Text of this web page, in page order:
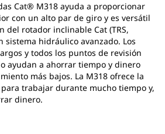
Cat® M318 ayuda a proporcionar
con un alto par de giro y es versátil
del rotador inclinable Cat (TRS,
sistema hidráulico avanzado. Los
y todos los puntos de revisión
ayudan a ahorrar tiempo y dinero
más bajos. La M318 ofrece la
trabajar durante mucho tiempo y,
dinero.